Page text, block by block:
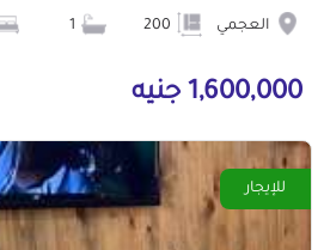
العجمي
1,600,000 جنيه
للإيجار